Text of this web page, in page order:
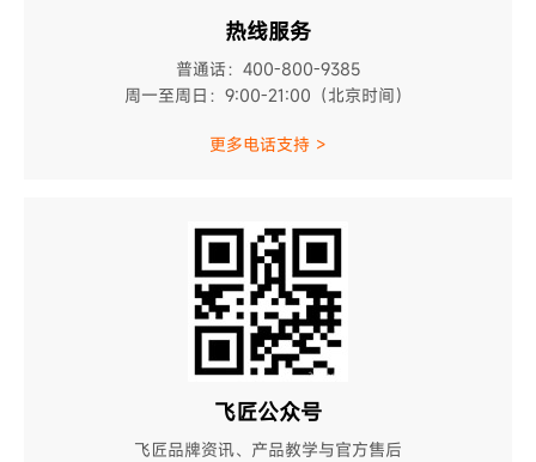
热线服务
普通话：400-800-9385
周一至周日：9:00-21:00（北京时间）
更多电话支持 >
飞匠公众号
飞匠品牌资讯、产品教学与官方售后